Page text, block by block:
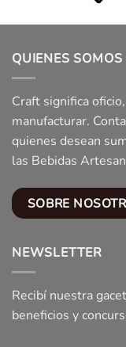
QUIENES SOMOS
Craft significa
manufacturar.
quienes desean
las Bebidas
SOBRE
NEWSLETTER
Recibí nuestra
beneficios y